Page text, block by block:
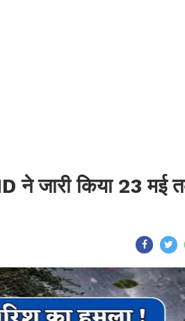
ने जारी किया 23 मई